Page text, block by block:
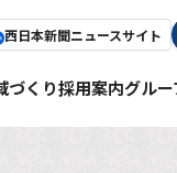
西日本新聞ニュースサイト
づくり採用案内グル